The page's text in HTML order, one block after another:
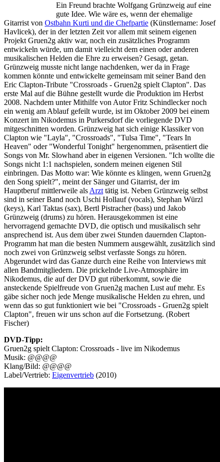
Ein Freund brachte Wolfgang Grünzweig auf eine
gute Idee. Wie wäre es, wenn der ehemalige
Gitarrist von Ostbahn Kurti und die Chefpartie (Künstlername: Josef
Havlicek), der in der letzten Zeit vor allem mit seinem eigenen
Projekt Gruen2g aktiv war, noch ein zusätzliches Programm
entwickeln würde, um damit vielleicht dem einen oder anderen
musikalischen Helden die Ehre zu erweisen? Gesagt, getan.
Grünzweig musste nicht lange nachdenken, wer da in Frage
kommen könnte und entwickelte gemeinsam mit seiner Band den
Eric Clapton-Tribute "Crossroads - Gruen2g spielt Clapton". Das
erste Mal auf die Bühne gestellt wurde die Produktion im Herbst
2008. Nachdem unter Mithilfe von Autor Fritz Schindlecker noch
ein wenig am Ablauf gefeilt wurde, ist im Oktober 2009 bei einem
Konzert im Nikodemus in Purkersdorf die vorliegende DVD
mitgeschnitten worden. Grünzweig hat sich einige Klassiker von
Clapton wie "Layla", "Crossroads", "Tulsa Time", "Tears In
Heaven" oder "Wonderful Tonight" hergenommen, präsentiert die
Songs von Mr. Slowhand aber in eigenen Versionen. "Ich wollte die
Songs nicht 1:1 nachspielen, sondern meinen eigenen Stil
einbringen. Das Motto war: Wie könnte es klingen, wenn Gruen2g
den Song spielt?", meint der Sänger und Gitarrist, der im
Hauptberuf mittlerweile als Arzt tätig ist. Neben Grünzweig selbst
sind in seiner Band noch Uschi Hollauf (vocals), Stephan Würzl
(keys), Karl Taktas (sax), Bertl Pistracher (bass) und Jakob
Grünzweig (drums) zu hören. Herausgekommen ist eine
hervorragend gemachte DVD, die optisch und musikalisch sehr
ansprechend ist. Aus dem über zwei Stunden dauernden Clapton-
Programm hat man die besten Nummern ausgewählt, zusätzlich sind
noch zwei von Grünzweig selbst verfasste Songs zu hören.
Abgerundet wird das Ganze durch eine Reihe von Interviews mit
allen Bandmitgliedern. Die prickelnde Live-Atmosphäre im
Nikodemus, die auf der DVD gut rüberkommt, sowie die
ansteckende Spielfreude von Gruen2g machen Lust auf mehr. Es
gäbe sicher noch jede Menge musikalische Helden zu ehren, und
wenn das so gut funktioniert wie bei "Crossroads - Gruen2g spielt
Clapton", freuen wir uns schon auf die Fortsetzung. (Robert
Fischer)
DVD-Tipp:
Gruen2g spielt Clapton: Crossroads - live im Nikodemus
Musik: @@@@
Klang/Bild: @@@@
Label/Vertrieb: Eigenvertrieb (2010)